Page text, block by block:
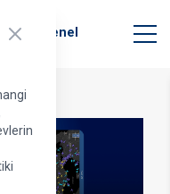
Close panel
Genel